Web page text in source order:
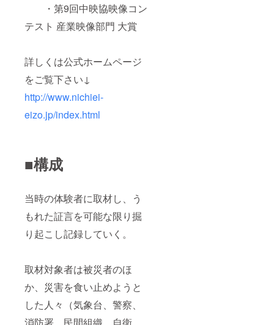
・第9回中映協映像コン
テスト 産業映像部門 大賞
詳しくは公式ホームページ
をご覧下さい↓
http://www.nichiei-
eizo.jp/index.html
■構成
当時の体験者に取材し、う
もれた証言を可能な限り掘
り起こし記録していく。
取材対象者は被災者のほ
か、災害を食い止めようと
した人々（気象台、警察、